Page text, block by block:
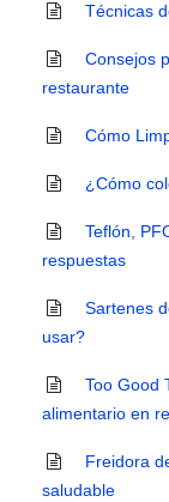
Técnicas
Consejos
restaurante
Cómo
¿Cómo
Teflón,
respuestas
Sartenes
usar?
Too Good
alimentario en
Freidora
saludable